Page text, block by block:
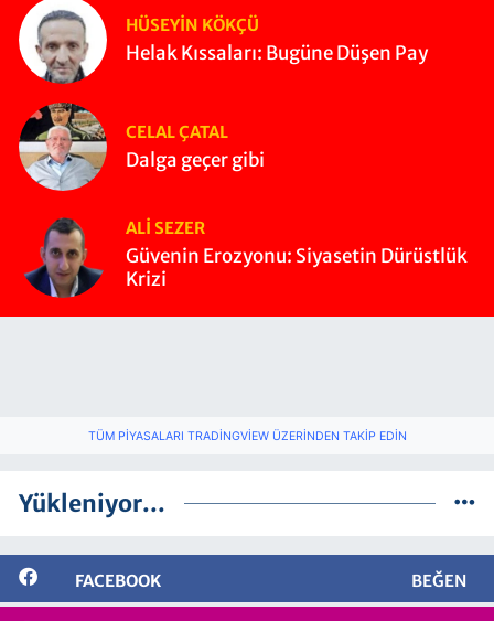
HÜSEYIN KÖKÇÜ
Helak Kıssaları: Bugüne Düşen Pay
CELAL ÇATAL
Dalga geçer gibi
ALI SEZER
Güvenin Erozyonu: Siyasetin Dürüstlük
Krizi
TÜM PIYASALARI TRADINGVIEW ÜZERINDEN TAKIP EDIN
Yükleniyor...
FACEBOOK BEĞEN